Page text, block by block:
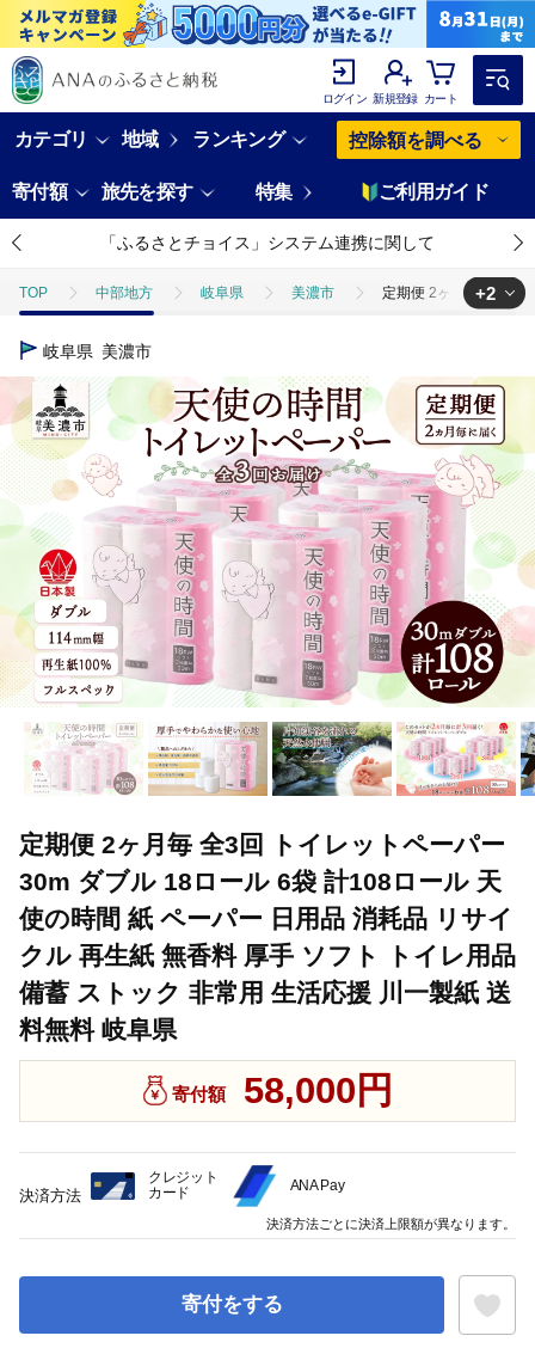
ログイン 新規登録 カート
カテゴリ 地域 ランキング 控除額を調べる
寄付額 旅先を探す 特集 ご利用ガイド
「ふるさとチョイス」システム連携に関して
TOP 中部地方 岐阜県 美濃市 定期便 2ヶ月毎 全3回
TOP
TOP 日用品・雑貨 ほかの雑貨・日用品 定期便 2ヶ月毎 全
+2
岐阜県 美濃市
定期便 2ヶ月毎 全3回 トイレットペーパー
30m ダブル 18ロール 6袋 計108ロール 天
使の時間 紙 ペーパー 日用品 消耗品 リサイ
クル 再生紙 無香料 厚手 ソフト トイレ用品
備蓄 ストック 非常用 生活応援 川一製紙 送
料無料 岐阜県
寄付額 58,000円
寄付をする
決済方法
クレジット
カード
ANA Pay
決済方法ごとに決済上限額が異なります。